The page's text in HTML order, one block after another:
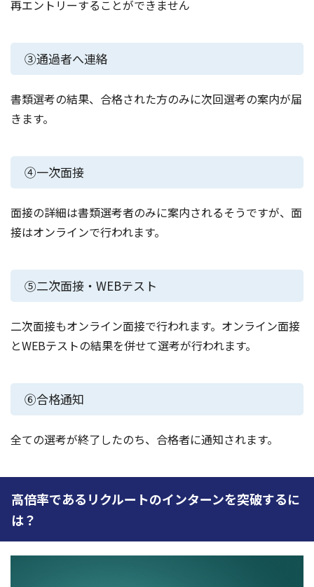
再エントリーすることができません
③通過者へ連絡
書類選考の結果、合格された方のみに次回選考の案内が届
きます。
④一次面接
面接の詳細は書類選考者のみに案内されるそうですが、面
接はオンラインで行われます。
⑤二次面接・WEBテスト
二次面接もオンライン面接で行われます。オンライン面接
とWEBテストの結果を併せて選考が行われます。
⑥合格通知
全ての選考が終了したのち、合格者に通知されます。
高倍率であるリクルートのインターンを突破するに
は？